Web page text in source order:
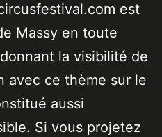
est
Massy en toute
la visibilité de
avec ce thème sur le
aussi
Si vous projetez